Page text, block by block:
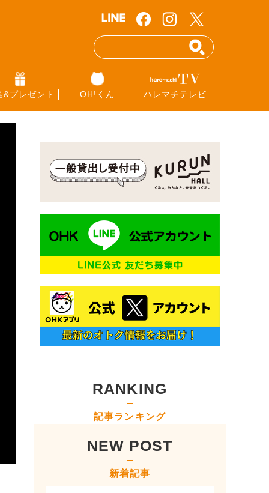
&プレゼント OH!くん ハレマチテレビ
RANKING
記事ランキング
NEW POST
新着記事